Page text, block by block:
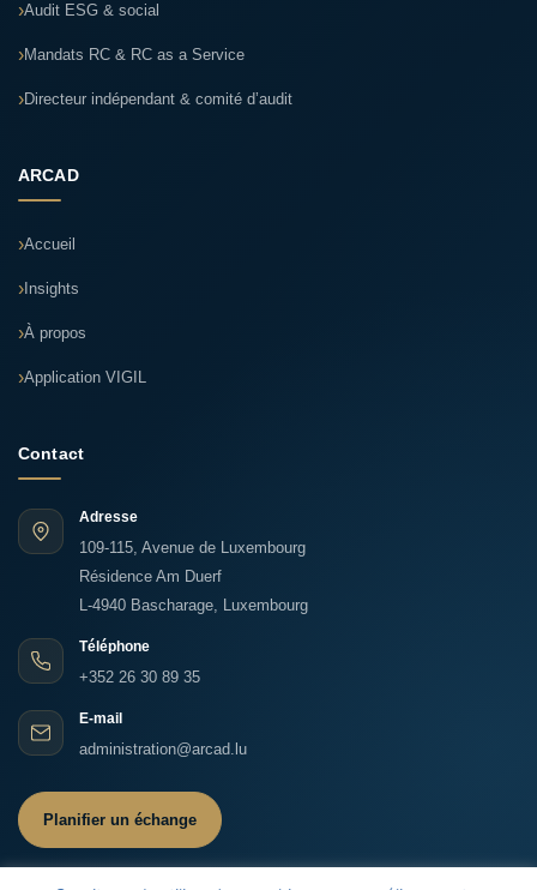
Audit ESG & social
Mandats RC & RC as a Service
Directeur indépendant & comité d’audit
ARCAD
Accueil
Insights
À propos
Application VIGIL
Contact
Adresse
109-115, Avenue de Luxembourg
Résidence Am Duerf
L-4940 Bascharage, Luxembourg
Téléphone
+352 26 30 89 35
E-mail
administration@arcad.lu
Planifier un échange